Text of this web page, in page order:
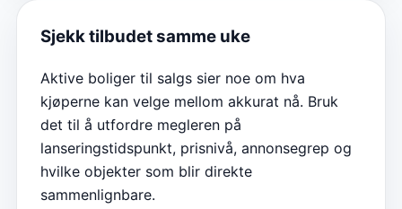
Sjekk tilbudet samme uke
Aktive boliger til salgs sier noe om hva
kjøperne kan velge mellom akkurat nå. Bruk
det til å utfordre megleren på
lanseringstidspunkt, prisnivå, annonsegrep og
hvilke objekter som blir direkte
sammenlignbare.